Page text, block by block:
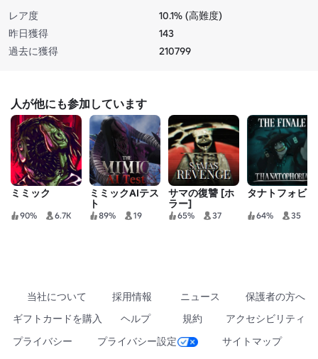
自分の頭の中にあったのか疑問に思いました。あなたの家
のように見えるものに戻り、ある程度平和を感じます...
レア度
10.1% (高難度)
昨日獲得
143
過去に獲得
210799
人が他にも参加しています
ミミック
90% 6.7K
ミミックAIテス
ト
89% 19
サマの復讐 [ホ
ラー]
65% 37
タナトフォビア
64% 35
当社について 採用情報 ニュース
保護者の方へ
ギフトカードを購入
ヘルプ 規約
アクセシビリティ
プライバシー
プライバシー設定 サイトマップ